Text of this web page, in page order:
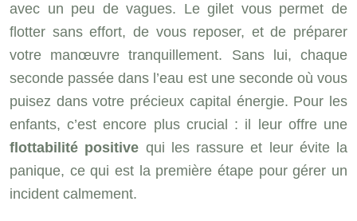
avec un peu de vagues. Le gilet vous permet de
flotter sans effort, de vous reposer, et de préparer
votre manœuvre tranquillement. Sans lui, chaque
seconde passée dans l’eau est une seconde où vous
puisez dans votre précieux capital énergie. Pour les
enfants, c’est encore plus crucial : il leur offre une
flottabilité positive qui les rassure et leur évite la
panique, ce qui est la première étape pour gérer un
incident calmement.